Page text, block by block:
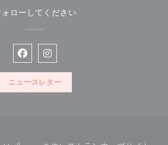
ォローしてください
Facebook ((新しいウィンドウで開
Instagram ((新しいウィンド
ニュースレター